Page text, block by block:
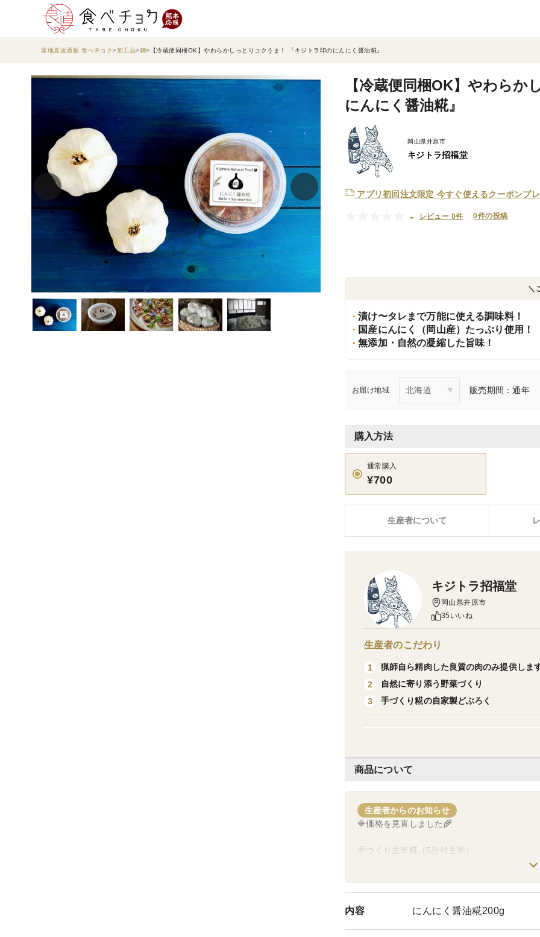
産地直送通販 食べチョク 加工品 麹 【冷蔵便同梱OK】やわらかしっとりコクうま！ 『キジトラ印のにんにく醤油糀』
【冷蔵便同梱OK】やわら
にんにく醤油糀』
岡山県井原市
キジトラ招福堂
アプリ初回注文限定 今すぐ使えるクーポンプ
- レビュー 0件 0件の投稿
＼
漬け〜タレまで万能に使える調味料！
国産にんにく（岡山産）たっぷり使用！
無添加・自然の凝縮した旨味！
お届け地域 販売期間：通年
購入方法
通常購入
¥700
生産者について
商品について
生産者からのお知らせ
🔷価格を見直しました🌾
手づくり生米糀（5分付玄米）
１kg（【500g】×２個）《甘酒・塩糀・醤油
※米価格や光熱費の高騰により価格を改定し
しました。
内容 にんにく醤油糀200g
キジトラ招福堂
岡山県井原市
35いいね
生産者のこだわり
1
猟師自ら精肉した良質の肉のみ提供しま
2
自然に寄り添う野菜づくり
3
手づくり糀の自家製どぶろく